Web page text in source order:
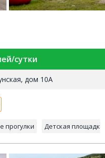
сутки
дом 10А
прогулки Детская площадка